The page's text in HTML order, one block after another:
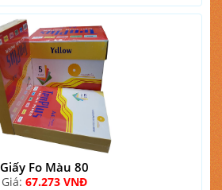
Giấy Fo Màu 80
Giá: 67.273 VNĐ